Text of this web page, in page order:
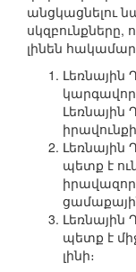
անցկացնելու
լինեն
Լեռնային
պետք է
պետք է
լինի։